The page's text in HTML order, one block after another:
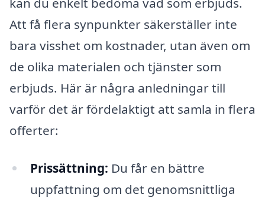
Att få flera synpunkter säkerställer inte
bara visshet om kostnader, utan även om
de olika materialen och tjänster som
erbjuds. Här är några anledningar till
varför det är fördelaktigt att samla in flera
offerter:
Prissättning: Du får en bättre
uppfattning om det genomsnittliga